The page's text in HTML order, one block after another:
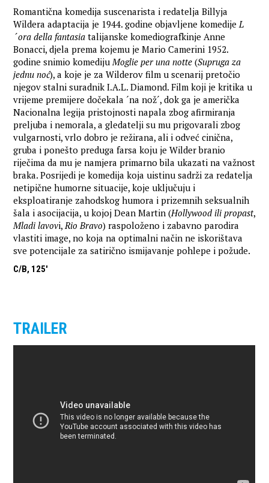
Romantična komedija suscenarista i redatelja Billyja
Wildera adaptacija je 1944. godine objavljene komedijeL
´ora della fantasia talijanske komediografkinje Anne
Bonacci, djela prema kojemu je Mario Camerini 1952.
godine snimio komedijuMoglie per una notte (Supruga za
jednu noć), a koje je za Wilderov film u scenarij pretočio
njegov stalni suradnik I.A.L. Diamond. Film koji je kritika u
vrijeme premijere dočekala ´na nož´, dok ga je američka
Nacionalna legija pristojnosti napala zbog afirmiranja
preljuba i nemorala, a gledatelji su mu prigovarali zbog
vulgarnosti, vrlo dobro je režirana, ali i odveć cinična,
gruba i ponešto preduga farsa koju je Wilder branio
riječima da mu je namjera primarno bila ukazati na važnost
braka. Posrijedi je komedija koja uistinu sadrži za redatelja
netipične humorne situacije, koje uključuju i
eksploatiranje zahodskog humora i prizemnih seksualnih
šala i asocijacija, u kojoj Dean Martin (Hollywood ili propast,
Mladi lavovi,Rio Bravo) raspoloženo i zabavno parodira
vlastiti image, no koja na optimalni način ne iskorištava
sve potencijale za satirično ismijavanje pohlepe i požude.
C/B, 125'
TRAILER